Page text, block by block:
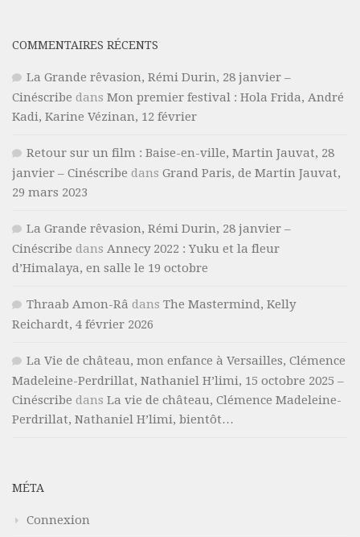
COMMENTAIRES RÉCENTS
La Grande rêvasion, Rémi Durin, 28 janvier –
Cinéscribe dans Mon premier festival : Hola Frida, André
Kadi, Karine Vézinan, 12 février
Retour sur un film : Baise-en-ville, Martin Jauvat, 28
janvier – Cinéscribe dans Grand Paris, de Martin Jauvat,
29 mars 2023
La Grande rêvasion, Rémi Durin, 28 janvier –
Cinéscribe dans Annecy 2022 : Yuku et la fleur
d’Himalaya, en salle le 19 octobre
Thraab Amon-Râ dans The Mastermind, Kelly
Reichardt, 4 février 2026
La Vie de château, mon enfance à Versailles, Clémence
Madeleine-Perdrillat, Nathaniel H’limi, 15 octobre 2025 –
Cinéscribe dans La vie de château, Clémence Madeleine-
Perdrillat, Nathaniel H’limi, bientôt…
MÉTA
Connexion